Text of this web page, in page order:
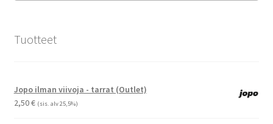
Tuotteet
Jopo ilman viivoja - tarrat (Outlet)
2,50€ (sis. alv 25,5%)